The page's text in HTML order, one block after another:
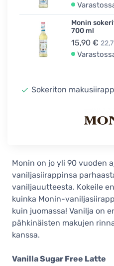
Monin
700 ml
15,90 €
Sokeriton
Monin on jo yli 90 vuoden
vaniljasiirappinsa
vaniljauutteesta. Kokeile
kuinka Monin-
kuin juomassa! Vanilja on
pähkinäisten makujen
kanssa.
Vanilla Sugar Free Latte